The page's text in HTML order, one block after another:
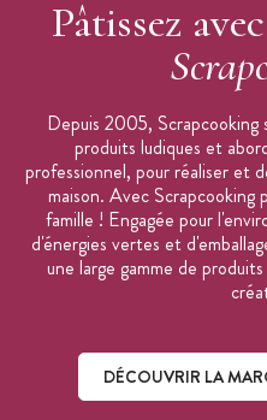
Pâtissez
Depuis 2005, Scrapcooking
produits ludiques et
professionnel, pour réaliser et
maison. Avec Scrapcooking
famille ! Engagée pour
d'énergies vertes et
une large gamme de
DÉCOUVRIR LA